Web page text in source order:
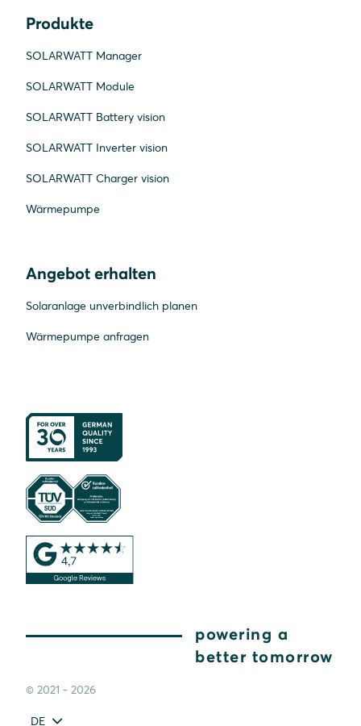
Produkte
SOLARWATT Manager
SOLARWATT Module
SOLARWATT Battery vision
SOLARWATT Inverter vision
SOLARWATT Charger vision
Wärmepumpe
Angebot erhalten
Solaranlage unverbindlich planen
Wärmepumpe anfragen
powering a
better tomorrow
© 2021 - 2026
DE